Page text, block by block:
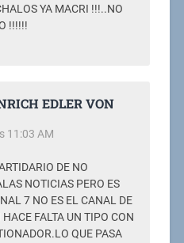
YA MACRI !!!..NO
!!!!!!
EDLER VON
11:03 AM
DE NO
NOTICIAS PERO ES
7 NO ES EL CANAL DE
FALTA UN TIPO CON
QUE PASA